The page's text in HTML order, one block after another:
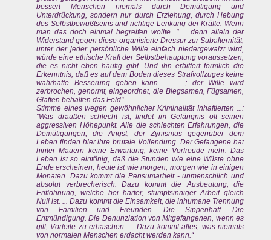
bessert Menschen niemals durch Demütigung und
Unterdrückung, sondern nur durch Erziehung, durch Hebung
des Selbstbewußtseins und richtige Lenkung der Kräfte. Wenn
man das doch einmal begreifen wollte. " ... denn allein der
Widerstand gegen diese organisierte Dressur zur Subalternität,
unter der jeder persönliche Wille einfach niedergewalzt wird,
würde eine ethische Kraft der Selbstbehauptung voraussetzen,
die es nicht eben häufig gibt. Und ihn erbittert förmlich die
Erkenntnis, daß es auf dem Boden dieses Strafvollzuges keine
wahrhafte Besserung geben kann . . . ; der Wille wird
zerbrochen, genormt, eingeordnet, die Biegsamen, Fügsamen,
Glatten behalten das Feld"
Stimme eines wegen gewöhnlicher Kriminalität Inhaftierten ...:
"Was draußen schlecht ist, findet im Gefängnis oft seinen
aggressiven Höhepunkt. Alle die schlechten Erfahrungen, die
Demütigungen, die Angst, der Zynismus gegenüber dem
Leben finden hier ihre brutale Vollendung. Der Gefangene hat
hinter Mauern keine Erwartung, keine Vorfreude mehr. Das
Leben ist so eintönig, daß die Stunden wie eine Wüste ohne
Ende erscheinen, heute ist wie morgen, morgen wie in einigen
Monaten. Dazu kommt die Pensumarbeit - unmenschlich und
absolut verbrecherisch. Dazu kommt die Ausbeutung, die
Entlohnung, welche bei harter, stumpfsinniger Arbeit gleich
Null ist. ... Dazu kommt die Einsamkeit, die inhumane Trennung
von Familien und Freunden. Die Sippenhaft. Die
Entmündigung. Die Denunziation von Mitgefangenen, wenn es
gilt, Vorteile zu erhaschen. ... Dazu kommt alles, was niemals
von normalen Menschen erdacht werden kann.“